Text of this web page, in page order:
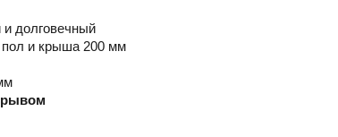
долговечный
и крыша 200 мм